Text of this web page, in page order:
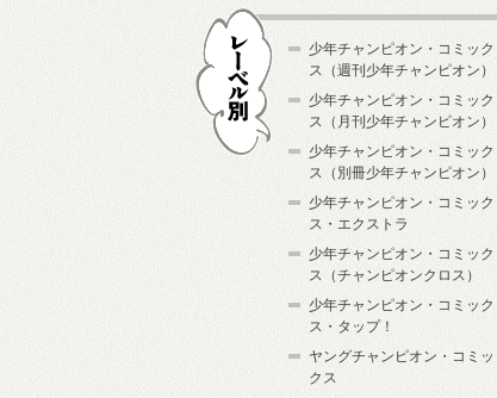
少年チャンピオン・コミック
ス（週刊少年チャンピオン）
少年チャンピオン・コミック
ス（月刊少年チャンピオン）
少年チャンピオン・コミック
ス（別冊少年チャンピオン）
少年チャンピオン・コミック
ス・エクストラ
少年チャンピオン・コミック
ス（チャンピオンクロス）
少年チャンピオン・コミック
ス・タップ！
ヤングチャンピオン・コミッ
クス